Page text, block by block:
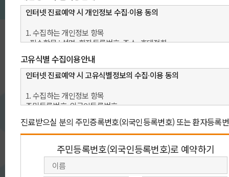
진료예약 안내 빠른 예약상담
진
아래 예약 방법 중 원하시는 예약을 선택 해 주세요.
빠른 예약상담